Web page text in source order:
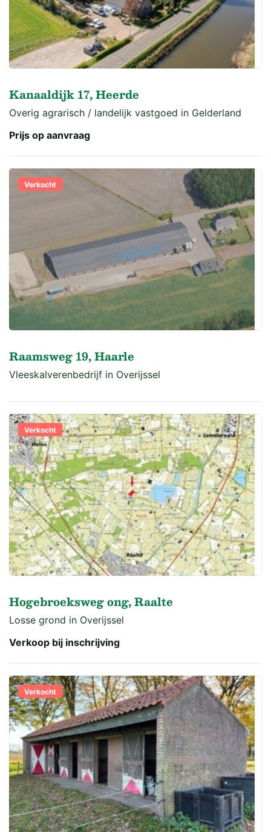
Kanaaldijk 17, Heerde
Overig agrarisch / landelijk vastgoed in Gelderland
Prijs op aanvraag
Verkocht
Raamsweg 19, Haarle
Vleeskalverenbedrijf in Overijssel
Verkocht
Hogebroeksweg ong, Raalte
Losse grond in Overijssel
Verkoop bij inschrijving
Verkocht